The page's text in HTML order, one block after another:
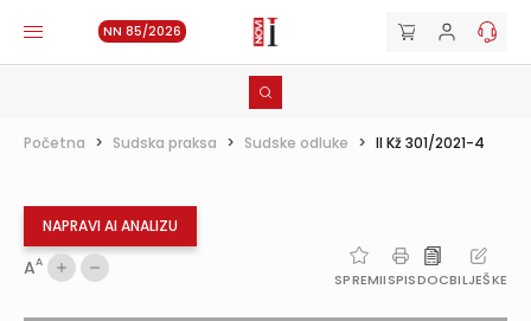
NN 85/2026
Početna > Sudska praksa > Sudske odluke > II Kž 301/2021-4
NAPRAVI AI ANALIZU
AA
SPREMIISPISDOCBILJEŠKE